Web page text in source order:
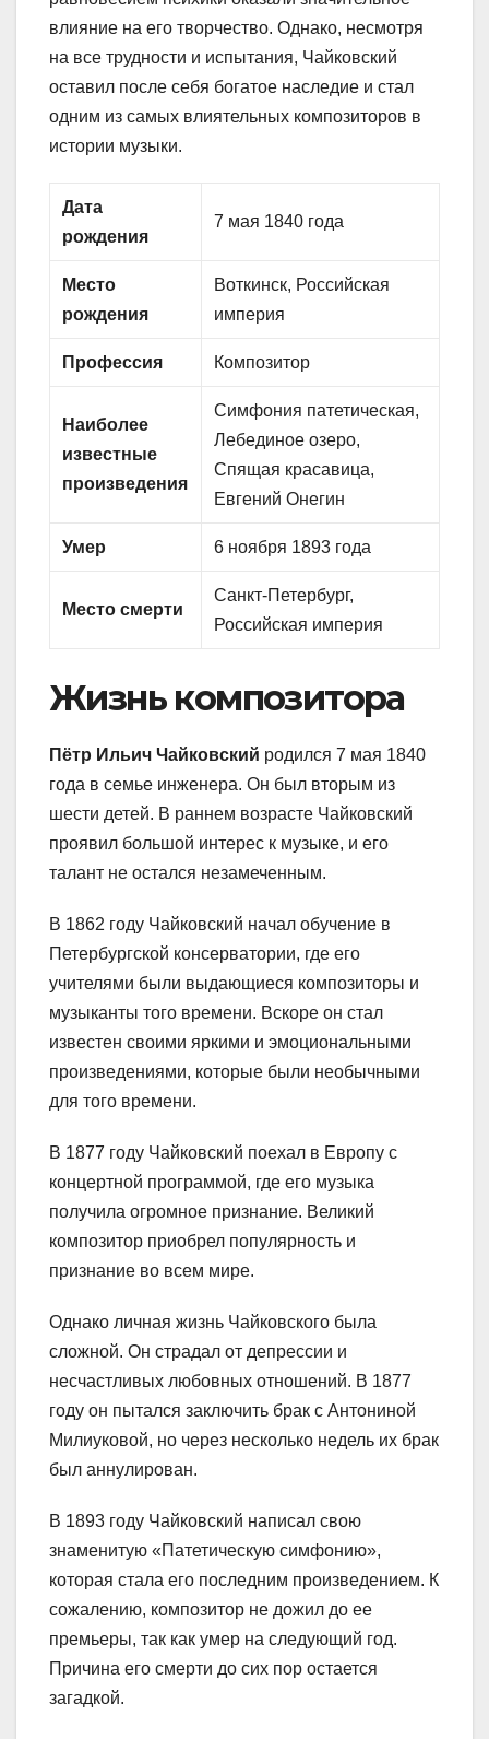
влияние на его творчество. Однако, несмотря
на все трудности и испытания, Чайковский
оставил после себя богатое наследие и стал
одним из самых влиятельных композиторов в
истории музыки.
Дата
рождения
7 мая 1840 года
Место
рождения
Воткинск, Российская
империя
Профессия Композитор
Наиболее
известные
произведения
Симфония патетическая,
Лебединое озеро,
Спящая красавица,
Евгений Онегин
Умер 6 ноября 1893 года
Место смерти
Санкт-Петербург,
Российская империя
Жизнь композитора
Пётр Ильич Чайковский родился 7 мая 1840
года в семье инженера. Он был вторым из
шести детей. В раннем возрасте Чайковский
проявил большой интерес к музыке, и его
талант не остался незамеченным.
В 1862 году Чайковский начал обучение в
Петербургской консерватории, где его
учителями были выдающиеся композиторы и
музыканты того времени. Вскоре он стал
известен своими яркими и эмоциональными
произведениями, которые были необычными
для того времени.
В 1877 году Чайковский поехал в Европу с
концертной программой, где его музыка
получила огромное признание. Великий
композитор приобрел популярность и
признание во всем мире.
Однако личная жизнь Чайковского была
сложной. Он страдал от депрессии и
несчастливых любовных отношений. В 1877
году он пытался заключить брак с Антониной
Милиуковой, но через несколько недель их брак
был аннулирован.
В 1893 году Чайковский написал свою
знаменитую «Патетическую симфонию»,
которая стала его последним произведением. К
сожалению, композитор не дожил до ее
премьеры, так как умер на следующий год.
Причина его смерти до сих пор остается
загадкой.